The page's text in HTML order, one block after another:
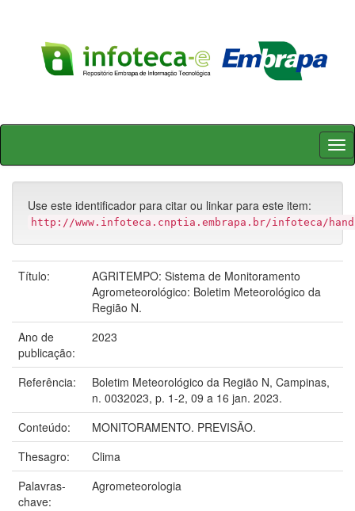
Skip
Use este identificador para citar ou linkar para este item:
http://www.infoteca.cnptia.embrapa.br/infoteca/
Título:
AGRITEMPO: Sistema de Monitoramento
Agrometeorológico: Boletim Meteorológico da
Região N.
Ano de
publicação:
2023
Referência:
Boletim Meteorológico da Região N, Campinas,
n. 0032023, p. 1-2, 09 a 16 jan. 2023.
Conteúdo:
MONITORAMENTO. PREVISÃO.
Thesagro:
Clima
Palavras-
chave:
Agrometeorologia